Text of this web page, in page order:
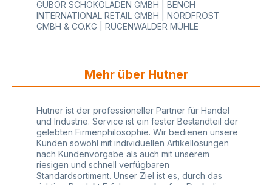
finden bei HUTNER für jeden Bereich das richtige
System, ideal für Handel, Einzelhandel,
Großhandel, Industrie und Produktion Hinweise
Zimmertemperatur (lichtgeschützt) Tiefkühl
Zimmertemperatur (lichtgeschützt) Ablösbar
Anwendungstemperatur: bei -5°C bis +60°C
Haltbarkeit und Lagerung: 1/2 bis 1 Jahr bei
Zimmertemperatur (lichtgeschützt) Diese
Auflistung der Geräte umfasst nicht alle
Preisauszeichner, Auspreiser, Etikettierer,
Geätetypen und deren Hersteller. Sollten Sie sich
nicht sicher sein, welche selbstklebende Etiketten
GUBOR SCHOKOLADEN GMBH | BENCH
INTERNATIONAL RETAIL GMBH | NORDFROST
GMBH & CO.KG | RÜGENWALDER MÜHLE
Mehr über Hutner
Hutner ist der professioneller Partner für Handel
und Industrie. Service ist ein fester Bestandteil der
gelebten Firmenphilosophie. Wir bedienen unsere
Kunden sowohl mit individuellen Artikellösungen
nach Kundenvorgabe als auch mit unserem
riesigen und schnell verfügbaren
Standardsortiment. Unser Ziel ist es, durch das